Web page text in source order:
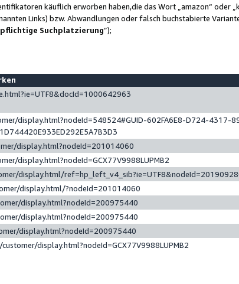
käuflich erworben haben,die das Wort „amazon“ oder
Links) bzw. Abwandlungen oder falsch buchstabierte
Suchplatzierung”);
display.html?nodeId=548524#GUID-602FA6E8-D724-4317-
display.html?nodeId=201014060
display.html?nodeId=GCX77V9988LUPMB2
display.html/
display.html/?nodeId=201014060
display.html?nodeId=200975440
display.html?nodeId=200975440
display.html?nodeId=200975440
display.html?nodeId=GCX77V9988LUPMB2